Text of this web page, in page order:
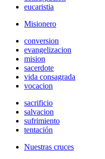
eucaristia
Misionero
conversion
evangelizacion
mision
sacerdote
vida consagrada
vocacion
sacrificio
salvacion
sufrimiento
tentación
Nuestras cruces